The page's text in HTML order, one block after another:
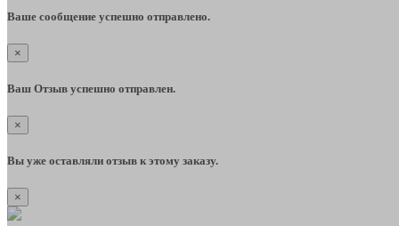
Ваше сообщение успешно отправлено.
×
Ваш Отзыв успешно отправлен.
×
Вы уже оставляли отзыв к этому заказу.
×